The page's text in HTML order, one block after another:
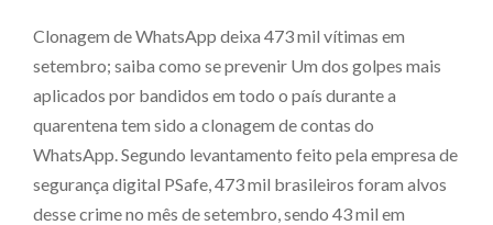
Clonagem de WhatsApp deixa 473 mil vítimas em
setembro; saiba como se prevenir Um dos golpes mais
aplicados por bandidos em todo o país durante a
quarentena tem sido a clonagem de contas do
WhatsApp. Segundo levantamento feito pela empresa de
segurança digital PSafe, 473 mil brasileiros foram alvos
desse crime no mês de setembro, sendo 43 mil em